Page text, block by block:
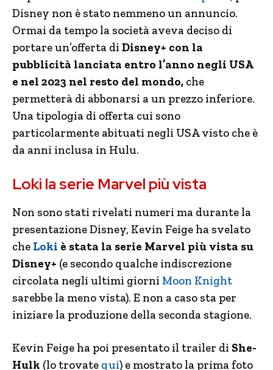
Disney non è stato nemmeno un annuncio.
Ormai da tempo la società aveva deciso di
portare un’offerta di Disney+ con la
pubblicità lanciata entro l’anno negli USA
e nel 2023 nel resto del mondo, che
permetterà di abbonarsi a un prezzo inferiore.
Una tipologia di offerta cui sono
particolarmente abituati negli USA visto che è
da anni inclusa in Hulu.
Loki la serie Marvel più vista
Non sono stati rivelati numeri ma durante la
presentazione Disney, Kevin Feige ha svelato
che Loki è stata la serie Marvel più vista su
Disney+ (e secondo qualche indiscrezione
circolata negli ultimi giorni Moon Knight
sarebbe la meno vista). E non a caso sta per
iniziare la produzione della seconda stagione.
Kevin Feige ha poi presentato il trailer di She-
Hulk (lo trovate qui) e mostrato la prima foto